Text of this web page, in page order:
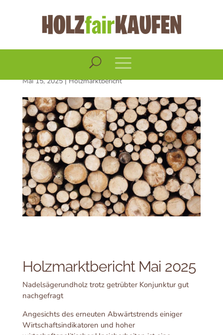
Holzmarktbericht
Mai 2025
Mai 15, 2025|Holzmarktbericht
Holzmarktbericht Mai 2025
Nadelsägerundholz trotz getrübter Konjunktur gut
nachgefragt
Angesichts des erneuten Abwärtstrends einiger
Wirtschaftsindikatoren und hoher